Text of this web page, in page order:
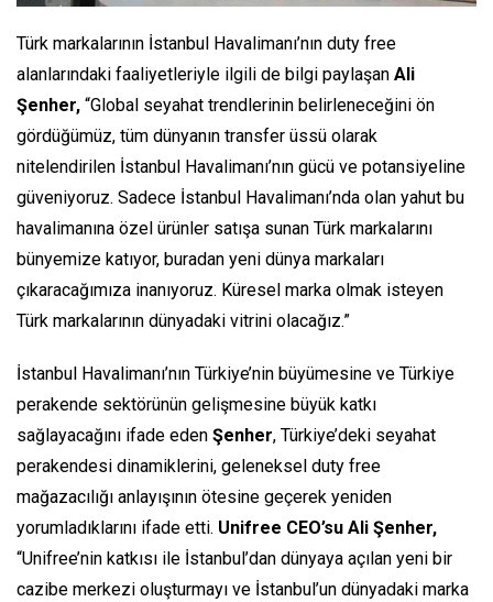
Türk markalarının İstanbul Havalimanı’nın duty free
alanlarındaki faaliyetleriyle ilgili de bilgi paylaşan Ali
Şenher, “Global seyahat trendlerinin belirleneceğini ön
gördüğümüz, tüm dünyanın transfer üssü olarak
nitelendirilen İstanbul Havalimanı’nın gücü ve potansiyeline
güveniyoruz. Sadece İstanbul Havalimanı’nda olan yahut bu
havalimanına özel ürünler satışa sunan Türk markalarını
bünyemize katıyor, buradan yeni dünya markaları
çıkaracağımıza inanıyoruz. Küresel marka olmak isteyen
Türk markalarının dünyadaki vitrini olacağız.”
İstanbul Havalimanı’nın Türkiye’nin büyümesine ve Türkiye
perakende sektörünün gelişmesine büyük katkı
sağlayacağını ifade eden Şenher, Türkiye’deki seyahat
perakendesi dinamiklerini, geleneksel duty free
mağazacılığı anlayışının ötesine geçerek yeniden
yorumladıklarını ifade etti. Unifree CEO’su Ali Şenher,
“Unifree’nin katkısı ile İstanbul’dan dünyaya açılan yeni bir
cazibe merkezi oluşturmayı ve İstanbul’un dünyadaki marka